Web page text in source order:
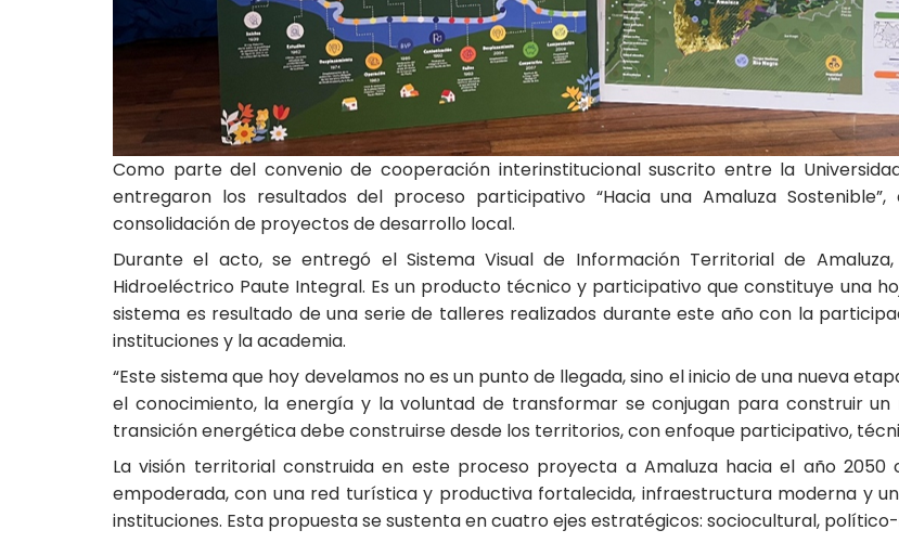
Como parte del convenio de cooperación interinstitucional suscrito entre la
entregaron los resultados del proceso participativo “Hacia una Amaluza
consolidación de proyectos de desarrollo local.
Durante el acto, se entregó el Sistema Visual de Información Territorial de
Hidroeléctrico Paute Integral. Es un producto técnico y participativo que constituye una
sistema es resultado de una serie de talleres realizados durante este año con la
instituciones y la academia.
“Este sistema que hoy develamos no es un punto de llegada, sino el inicio de una nueva
el conocimiento, la energía y la voluntad de transformar se conjugan para construir un
transición energética debe construirse desde los territorios, con enfoque participativo,
La visión territorial construida en este proceso proyecta a Amaluza hacia el año
empoderada, con una red turística y productiva fortalecida, infraestructura moderna y
instituciones. Esta propuesta se sustenta en cuatro ejes estratégicos: sociocultural,